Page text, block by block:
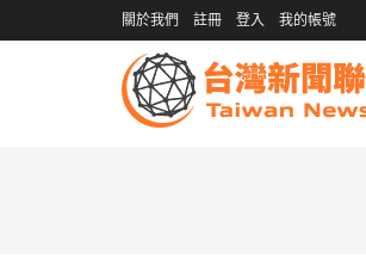
關於我們 註冊 登入 我的帳號